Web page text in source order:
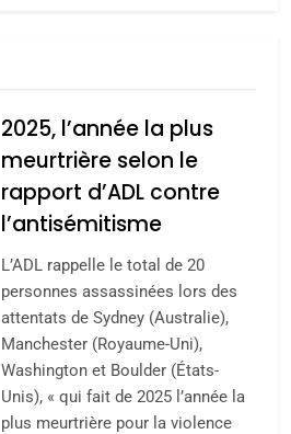
2025, l’année la plus
meurtrière selon le
rapport d’ADL contre
l’antisémitisme
L’ADL rappelle le total de 20
personnes assassinées lors des
attentats de Sydney (Australie),
Manchester (Royaume-Uni),
Washington et Boulder (États-
Unis), « qui fait de 2025 l’année la
plus meurtrière pour la violence